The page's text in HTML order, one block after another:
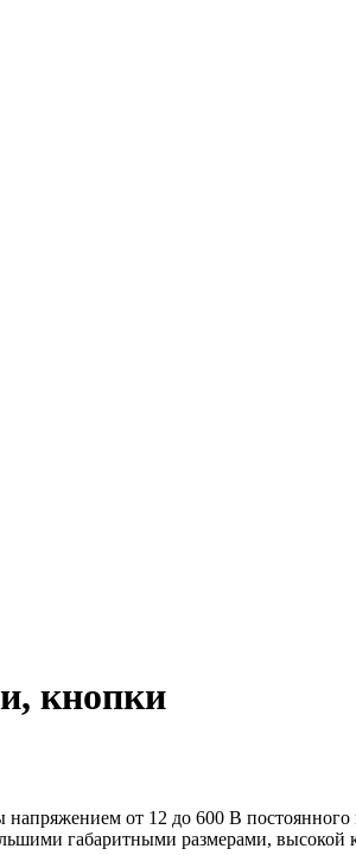
кнопки
от 12 до 600 В
габаритными размерами,